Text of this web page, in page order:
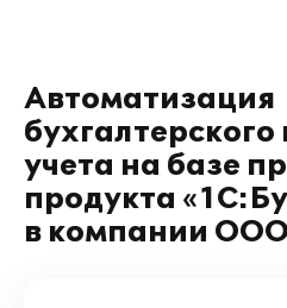
Автоматизация
бухгалтерского
учета на базе
продукта
в компании